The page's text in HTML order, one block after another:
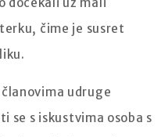
čime je susret
udruge
se s iskustvima osoba s